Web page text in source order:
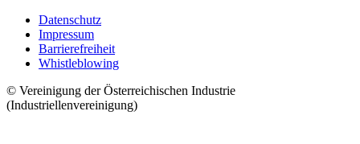
Datenschutz
Impressum
Barrierefreiheit
Whistleblowing
© Vereinigung der Österreichischen Industrie
(Industriellenvereinigung)